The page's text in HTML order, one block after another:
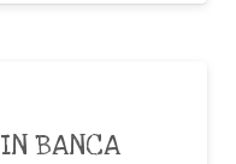
BANCA